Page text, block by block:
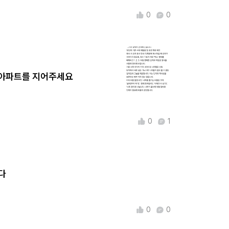
0 0
파트를 지어주세요
0 1
0 0